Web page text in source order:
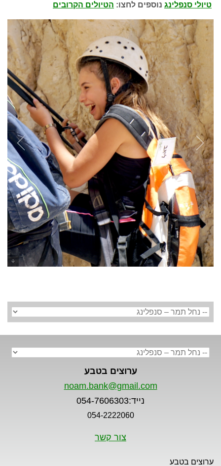
טיולי סנפלינג נוספים לחצו: הטיולים הקרובים
ערוצים בטבע
noam.bank@gmail.com
נייד:054-7606303
054-2222060
צור קשר
ערוצים בטבע